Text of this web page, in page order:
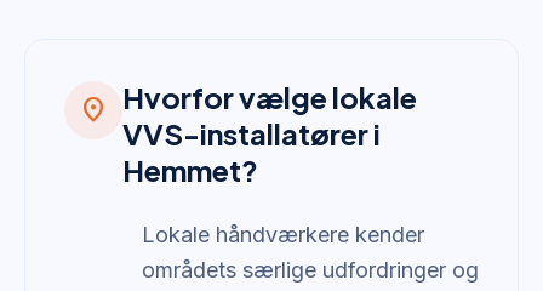
location_on
Hvorfor vælge lokale
VVS-installatører i
Hemmet?
Lokale håndværkere kender
områdets særlige udfordringer og